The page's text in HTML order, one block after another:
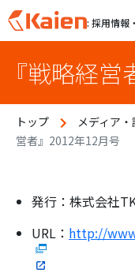
p
: 採用情報
『戦略経営
トップ メディア
営者』2012年12月号
発行：株式会社
URL： http://